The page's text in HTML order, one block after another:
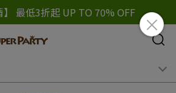
】 最低3折起 UP TO 70% OFF